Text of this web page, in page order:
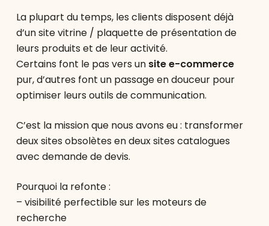
La plupart du temps, les clients disposent déjà
d’un site vitrine / plaquette de présentation de
leurs produits et de leur activité.
Certains font le pas vers un site e-commerce
pur, d’autres font un passage en douceur pour
optimiser leurs outils de communication.
C’est la mission que nous avons eu : transformer
deux sites obsolètes en deux sites catalogues
avec demande de devis.
Pourquoi la refonte :
– visibilité perfectible sur les moteurs de
recherche